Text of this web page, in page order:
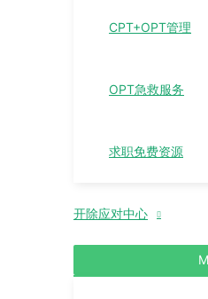
CPT+OPT管理
OPT急救服务
求职免费资源
开除应对中心